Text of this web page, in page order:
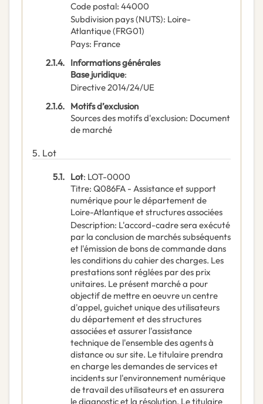
Code postal: 44000
Subdivision pays (NUTS): Loire-
Atlantique(FRG01)
Pays: France
2.1.4. Informations générales
Base juridique:
Directive 2014/24/UE
2.1.6. Motifs d’exclusion
Sources des motifs d'exclusion: Document
de marché
5. Lot
5.1. Lot: LOT-0000
Titre: Q086FA - Assistance et support
numérique pour le département de
Loire-Atlantique et structures associées
Description: L'accord-cadre sera exécuté
par la conclusion de marchés subséquents
et l'émission de bons de commande dans
les conditions du cahier des charges. Les
prestations sont réglées par des prix
unitaires. Le présent marché a pour
objectif de mettre en oeuvre un centre
d'appel, guichet unique des utilisateurs
du département et des structures
associées et assurer l'assistance
technique de l'ensemble des agents à
distance ou sur site. Le titulaire prendra
en charge les demandes de services et
incidents sur l'environnement numérique
de travail des utilisateurs et en assurera
le diagnostic et la résolution. Le titulaire